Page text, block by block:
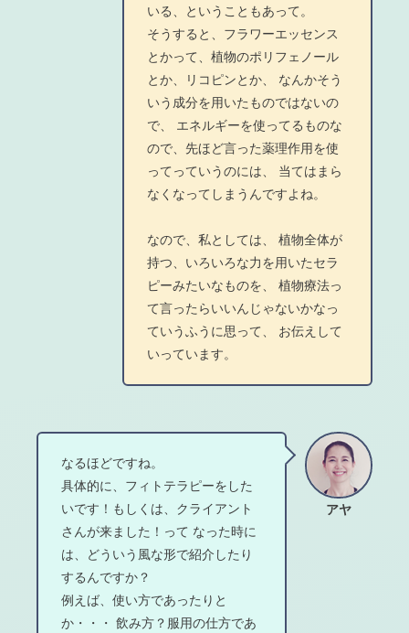
いる、ということもあって。
そうすると、フラワーエッセンス
とかって、植物のポリフェノール
とか、リコピンとか、 なんかそう
いう成分を用いたものではないの
で、 エネルギーを使ってるものな
ので、先ほど言った薬理作用を使
ってっていうのには、 当てはまら
なくなってしまうんですよね。
なので、私としては、 植物全体が
持つ、いろいろな力を用いたセラ
ピーみたいなものを、 植物療法っ
て言ったらいいんじゃないかなっ
ていうふうに思って、 お伝えして
いっています。
アヤ
なるほどですね。
具体的に、フィトテラピーをした
いです！もしくは、クライアント
さんが来ました！って なった時に
は、どういう風な形で紹介したり
するんですか？
例えば、使い方であったりと
か・・・ 飲み方？服用の仕方であ